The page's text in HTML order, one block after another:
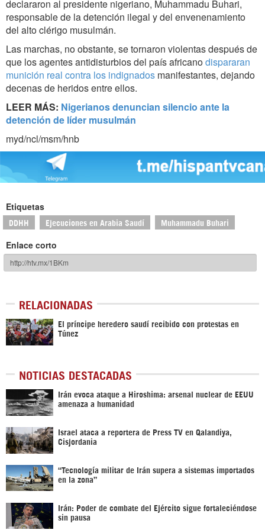
declararon al presidente nigeriano, Muhammadu Buhari,
responsable de la detención ilegal y del envenenamiento
del alto clérigo musulmán.
Las marchas, no obstante, se tornaron violentas después de
que los agentes antidisturbios del país africanodispararan
munición real contra los indignados manifestantes, dejando
decenas de heridos entre ellos.
LEER MÁS: Nigerianos denuncian silencio ante la
detención de líder musulmán
myd/ncl/msm/hnb
Etiquetas
DDHH Ejecuciones en Arabia Saudí Muhammadu Buhari
Enlace corto
RELACIONADAS
El príncipe heredero saudí recibido con protestas en
Túnez
NOTICIAS DESTACADAS
Irán evoca ataque a Hiroshima: arsenal nuclear de EEUU
amenaza a humanidad
Israel ataca a reportera de Press TV en Qalandiya,
Cisjordania
“Tecnología militar de Irán supera a sistemas importados
en la zona”
Irán: Poder de combate del Ejército sigue fortaleciéndose
sin pausa